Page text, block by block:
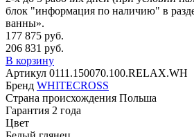
блок "информация по наличию" в
ванны».
177 875 руб.
206 831 руб.
В корзину
Артикул 0111.150070.100.RELAX.WH
Бренд WHITECROSS
Страна происхождения Польша
Гарантия 2 года
Цвет